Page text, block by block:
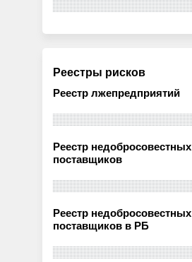
Реестры рисков
Реестр лжепредприятий
Реестр недобросовестных
поставщиков
Реестр недобросовестных
поставщиков в РБ